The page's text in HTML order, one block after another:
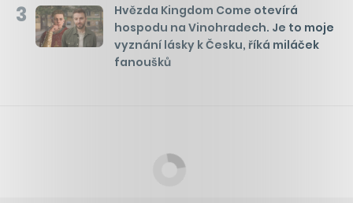
3
Hvězda Kingdom Come otevírá
hospodu na Vinohradech. Je to moje
vyznání lásky k Česku, říká miláček
fanoušků